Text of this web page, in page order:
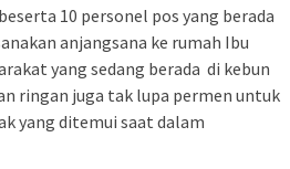
10 personel pos yang berada
anjangsana ke rumah Ibu
yang sedang berada di kebun
ringan juga tak lupa permen untuk
yang ditemui saat dalam